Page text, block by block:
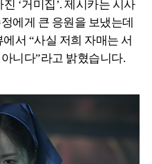
‘거미집’. 제시카는 시사
에게 큰 응원을 보냈는데
서 “사실 저희 자매는 서
니다”라고 밝혔습니다.